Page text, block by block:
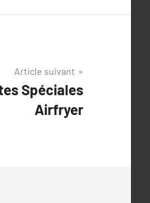
Article suivant
Spéciales
Airfryer